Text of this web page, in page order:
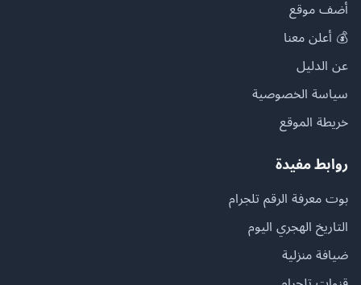
أضف موقع
💰 أعلن معنا
عن الدليل
سياسة الخصوصية
خريطة الموقع
روابط مفيدة
بوت معرفة الرقم تلجرام
التاريخ الهجري اليوم
ضيافة منزلية